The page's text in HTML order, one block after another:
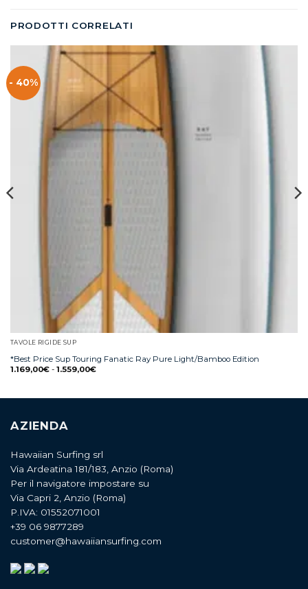
PRODOTTI CORRELATI
- 40%
TAVOLE RIGIDE SUP
*Best Price Sup Touring Fanatic Ray Pure Light/Bamboo Edition
1.169,00€ - 1.559,00€
AZIENDA
Hawaiian Surfing srl
Via Ardeatina 181/183, Anzio (Roma)
Per il navigatore impostare su
Via Capri 2, Anzio (Roma)
P.IVA: 01552071001
+39 06 9877289
customer@hawaiiansurfing.com